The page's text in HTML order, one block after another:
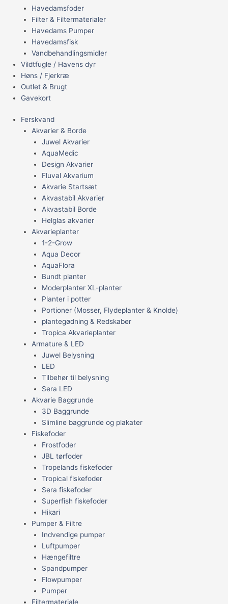
Havedamsfoder
Filter & Filtermaterialer
Havedams Pumper
Havedamsfisk
Vandbehandlingsmidler
Vildtfugle / Havens dyr
Høns / Fjerkræ
Outlet & Brugt
Gavekort
Ferskvand
Akvarier & Borde
Juwel Akvarier
AquaMedic
Design Akvarier
Fluval Akvarium
Akvarie Startsæt
Akvastabil Akvarier
Akvastabil Borde
Helglas akvarier
Akvarieplanter
1-2-Grow
Aqua Decor
AquaFlora
Bundt planter
Moderplanter XL-planter
Planter i potter
Portioner (Mosser, Flydeplanter & Knolde)
plantegødning & Redskaber
Tropica Akvarieplanter
Armature & LED
Juwel Belysning
LED
Tilbehør til belysning
Sera LED
Akvarie Baggrunde
3D Baggrunde
Slimline baggrunde og plakater
Fiskefoder
Frostfoder
JBL tørfoder
Tropelands fiskefoder
Tropical fiskefoder
Sera fiskefoder
Superfish fiskefoder
Hikari
Pumper & Filtre
Indvendige pumper
Luftpumper
Hængefiltre
Spandpumper
Flowpumper
Pumper
Filtermateriale